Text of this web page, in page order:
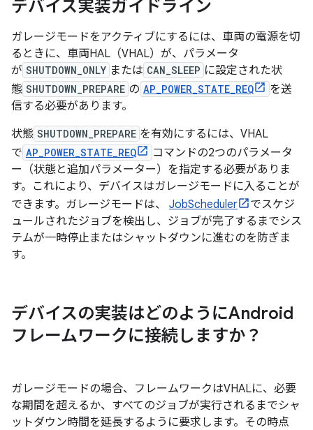
デバイス実装ガイドライン
ガレージモードをアクティブにするには、車両の電源を切
るときに、車両HAL（VHAL）が、パラメータ
が SHUTDOWN_ONLY または CAN_SLEEP に設定された状
態 SHUTDOWN_PREPARE の AP_POWER_STATE_REQ
を送
信する必要があります。
状態 SHUTDOWN_PREPARE を有効にするには、VHAL
で AP_POWER_STATE_REQ
コマンドの2つのパラメータ
ー（状態と追加パラメーター）を指定する必要がありま
す。これにより、デバイスはガレージモードに入ることが
できます。ガレージモードは、 JobScheduler
でスケジ
ュールされたジョブを検出し、ジョブが完了するまでシス
テムが一時停止またはシャットダウンに進むのを防ぎま
す。
デバイスの実装はどのようにAndroid
フレームワークに接続しますか？
ガレージモードの場合、フレームワークはVHALに、必要
な期間を超えるか、すべてのジョブが実行されるまでシャ
ットダウン時間を延長するように要求します。その時点